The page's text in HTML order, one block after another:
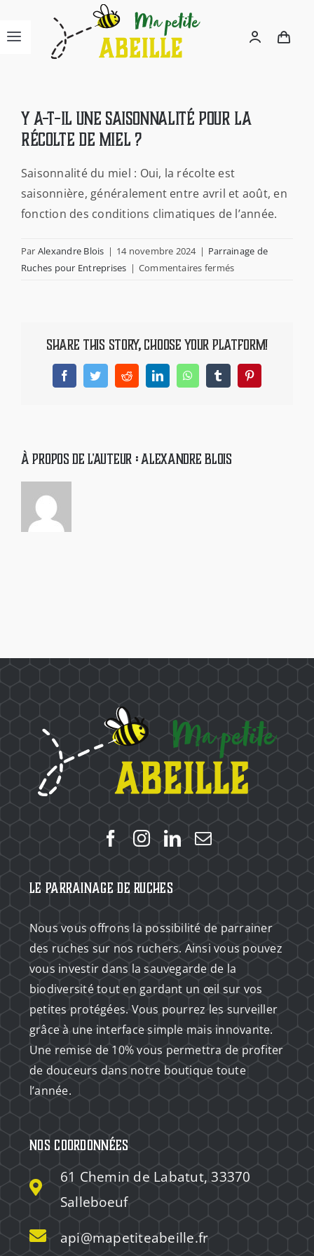
au
Navigation
L’ASSOCIATION
NOUS CONNAÎTRE
PARRAINAGE ENTREPRISES
ACTUALITÉS
FOIRE AUX QUESTIONS
Y a-t-il une saisonnalité pour la
récolte de miel ?
Saisonnalité du miel : Oui, la récolte est
saisonnière, généralement entre avril et août, en
fonction des conditions climatiques de l’année.
Par Alexandre Blois | 14 novembre 2024 | Parrainage de
Ruches pour Entreprises | Commentaires ferméssur
une
saisonnalité
pour
Share This Story, Choose Your Platform!
FacebookTwitterRedditLinkedInWhatsAppTumblrPinterest
À propos de l'auteur :Alexandre Blois
Le Parrainage de Ruches
Nous vous offrons la possibilité de parrainer
des ruches sur nos ruchers. Ainsi vous pouvez
vous investir dans la sauvegarde de la
biodiversité tout en gardant un œil sur vos
petites protégées. Vous pourrez les surveiller
grâce à une interface simple mais innovante.
Une remise de 10% vous permettra de profiter
de douceurs dans notre boutique toute
l’année.
Nos coordonnées
61 Chemin de Labatut, 33370
Salleboeuf
api@mapetiteabeille.fr